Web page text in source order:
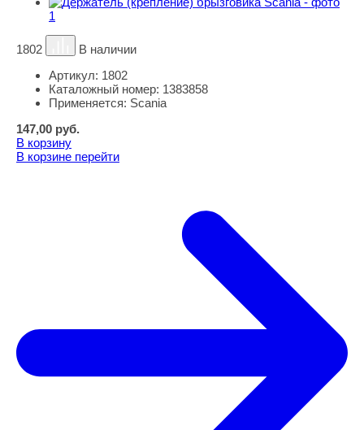
1802
В наличии
Артикул: 1802
Каталожный номер: 1383858
Применяется: Scania
147,00 руб.
В корзину
В корзине перейти